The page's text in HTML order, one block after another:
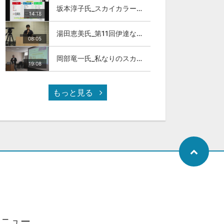
14:18
坂本淳子氏_スカイカラー人材とは
08:05
湯田恵美氏_第11回伊達な大学院セミナー
19:08
岡部竜一氏_私なりのスカイカラ―人材
もっと見る
ニュー